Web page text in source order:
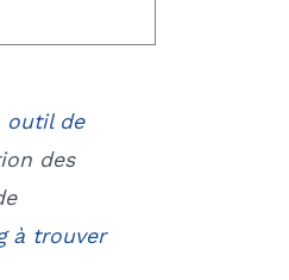
outil de
des
à trouver